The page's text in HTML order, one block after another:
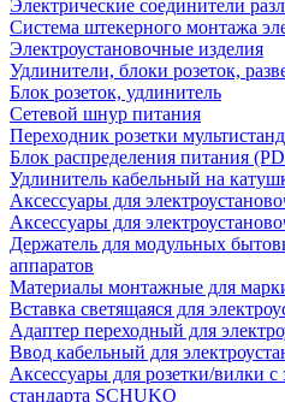
Электрические соединители
Система штекерного монтажа
Электроустановочные изделия
Удлинители, блоки розеток,
Блок розеток, удлинитель
Сетевой шнур питания
Переходник розетки
Блок распределения питания
Удлинитель кабельный на
Аксессуары для
Аксессуары для
Держатель для модульных
аппаратов
Материалы монтажные для
Вставка светящаяся для
Адаптер переходный для
Ввод кабельный для
Аксессуары для розетки/вилки
стандарта SCHUKO